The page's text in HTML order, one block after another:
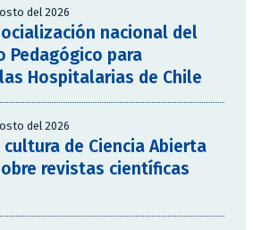
del 2026
nacional del
Pedagógico para
Hospitalarias de Chile
del 2026
de Ciencia Abierta
revistas científicas